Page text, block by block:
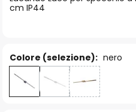
cm IP44
Colore (selezione): nero